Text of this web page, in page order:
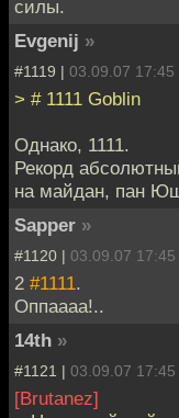
силы.
Evgenij »
#1119 | 03.09.07 17:45
> # 1111 Goblin
Однако, 1111.
Рекорд
на майдан, пан
Sapper »
#1120 | 03.09.07 17:45
2 #1111.
Оппаааа!..
14th »
#1121 | 03.09.07 17:45
[Brutanez]